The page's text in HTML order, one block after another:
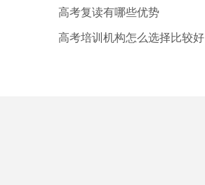
高考复读有哪些优势
高考培训机构怎么选择比较好